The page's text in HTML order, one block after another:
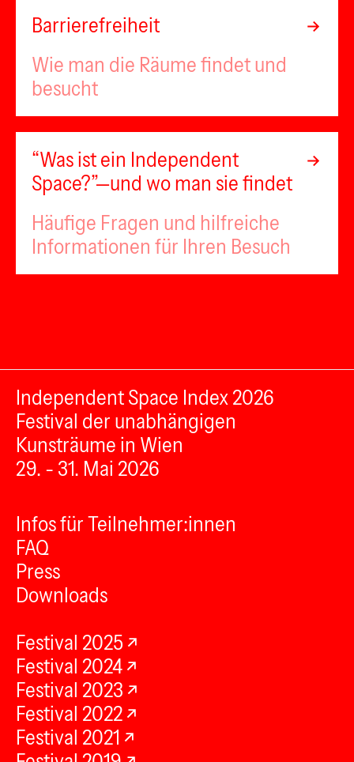
Barrierefreiheit
Wie man die Räume findet und
besucht
“Was ist ein Independent
Space?”—und wo man sie findet
Häufige Fragen und hilfreiche
Informationen für Ihren Besuch
Independent Space Index 2026
Festival der unabhängigen
Kunsträume in Wien
29. - 31. Mai 2026
Infos für Teilnehmer:innen
FAQ
Press
Downloads
Festival 2025
Festival 2024
Festival 2023
Festival 2022
Festival 2021